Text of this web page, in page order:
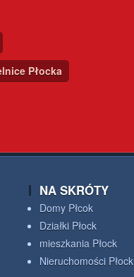
Płocka
NA SKRÓTY
Domy Płcok
Działki Płock
mieszkania Płock
Nieruchomości Płock